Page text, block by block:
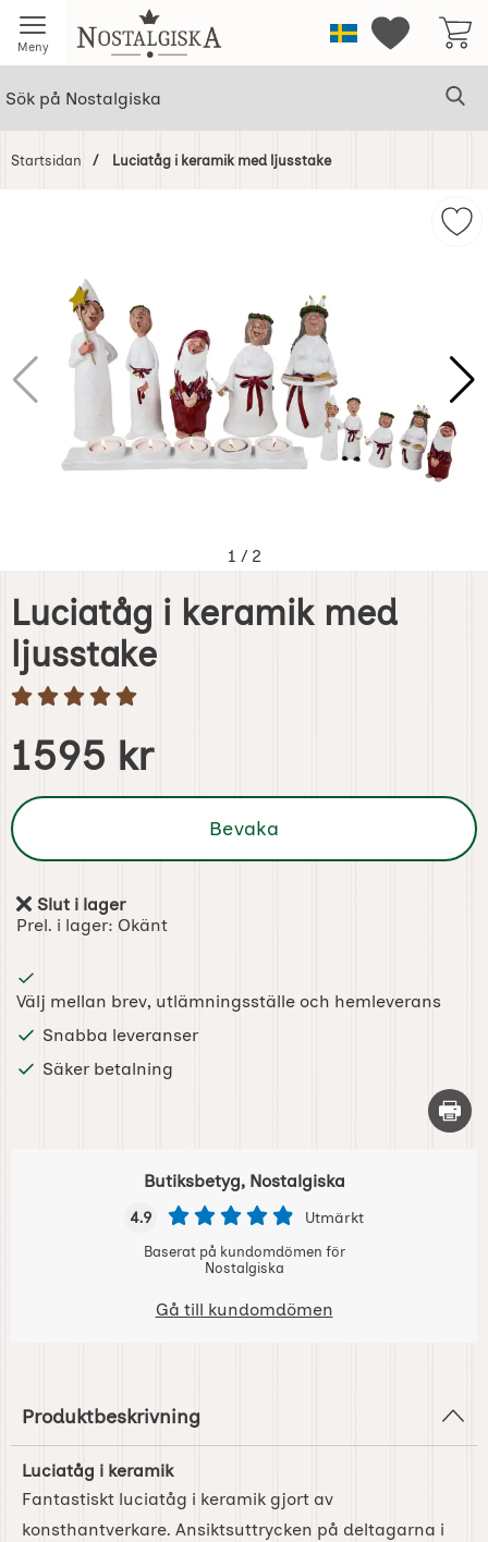
Meny Startsidan för NostalgiskaSverigeMina
Startsidan Luciatåg i keramik med ljusstake
1 / 2
Luciatåg i keramik med
ljusstake
Handla denna produkt Luciatåg i keramik med ljusstake
pris
1595 kr
Bevaka
Tillgänglighet:
Slut i lager
Prel. i lager: Okänt
Välj mellan brev, utlämningsställe och hemleverans
Snabba leveranser
Säker betalning
Skriv
Butiksbetyg, Nostalgiska
4.9 Utmärkt
Baserat på kundomdömen för
Nostalgiska
Gå till kundomdömen
Produktbeskrivning
Luciatåg i keramik
Fantastiskt luciatåg i keramik gjort av
konsthantverkare. Ansiktsuttrycken på deltagarna i